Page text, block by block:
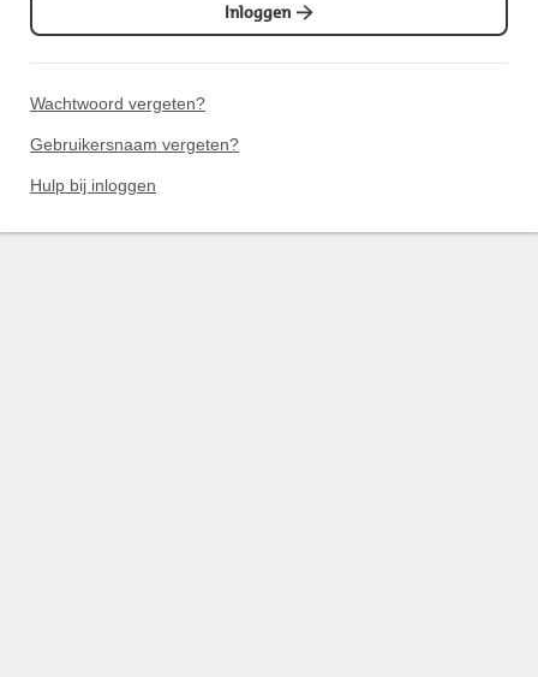
Inloggen
Wachtwoord vergeten?
Gebruikersnaam vergeten?
Hulp bij inloggen